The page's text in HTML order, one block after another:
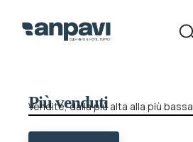
Più venduti
Vendite, dalla più alta alla più bassa